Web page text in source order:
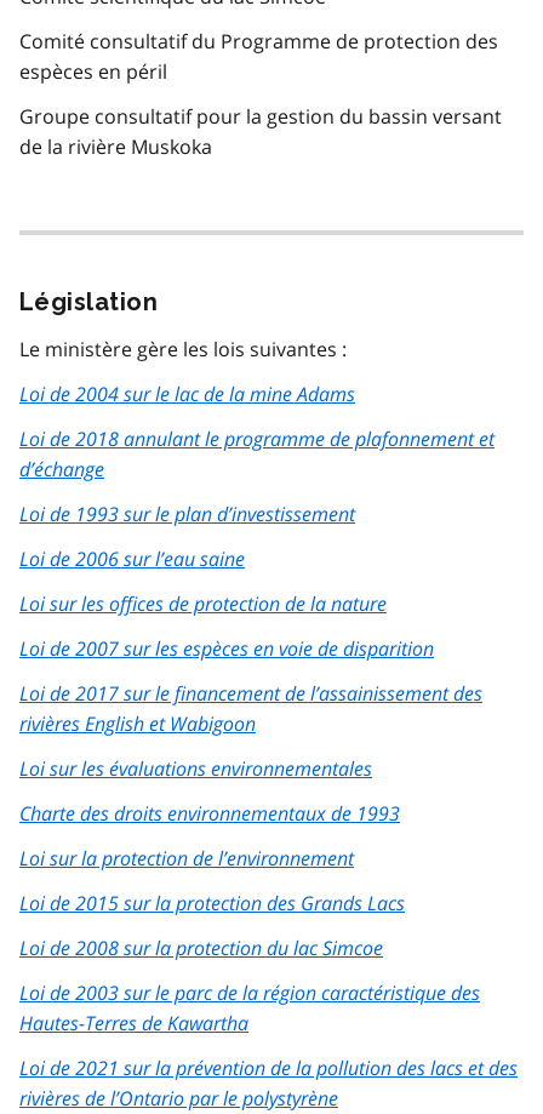
Comité consultatif du Programme de protection des
espèces en péril
Groupe consultatif pour la gestion du bassin versant
de la rivière Muskoka
Législation
Le ministère gère les lois suivantes :
Loi de 2004 sur le lac de la mine Adams
Loi de 2018 annulant le programme de plafonnement et
d’échange
Loi de 1993 sur le plan d’investissement
Loi de 2006 sur l’eau saine
Loi sur les offices de protection de la nature
Loi de 2007 sur les espèces en voie de disparition
Loi de 2017 sur le financement de l’assainissement des
rivières English et Wabigoon
Loi sur les évaluations environnementales
Charte des droits environnementaux de 1993
Loi sur la protection de l’environnement
Loi de 2015 sur la protection des Grands Lacs
Loi de 2008 sur la protection du lac Simcoe
Loi de 2003 sur le parc de la région caractéristique des
Hautes-Terres de Kawartha
Loi de 2021 sur la prévention de la pollution des lacs et des
rivières de l’Ontario par le polystyrène